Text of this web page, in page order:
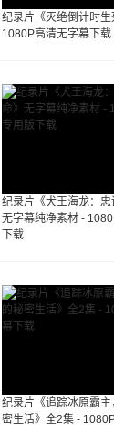
纪录片《灭绝倒计时
1080P高清无字幕下载
纪录片《犬王海龙：忠
无字幕纯净素材 -
下载
纪录片《追踪冰原霸
密生活》全2集 -